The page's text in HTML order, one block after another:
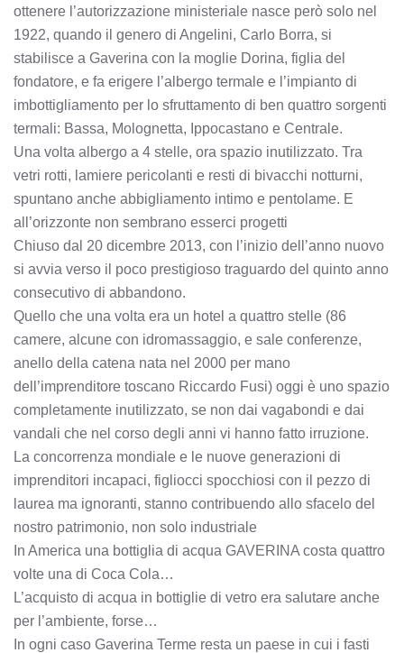
ottenere l’autorizzazione ministeriale nasce però solo nel
1922, quando il genero di Angelini, Carlo Borra, si
stabilisce a Gaverina con la moglie Dorina, figlia del
fondatore, e fa erigere l’albergo termale e l’impianto di
imbottigliamento per lo sfruttamento di ben quattro sorgenti
termali: Bassa, Molognetta, Ippocastano e Centrale.
Una volta albergo a 4 stelle, ora spazio inutilizzato. Tra
vetri rotti, lamiere pericolanti e resti di bivacchi notturni,
spuntano anche abbigliamento intimo e pentolame. E
all’orizzonte non sembrano esserci progetti
Chiuso dal 20 dicembre 2013, con l’inizio dell’anno nuovo
si avvia verso il poco prestigioso traguardo del quinto anno
consecutivo di abbandono.
Quello che una volta era un hotel a quattro stelle (86
camere, alcune con idromassaggio, e sale conferenze,
anello della catena nata nel 2000 per mano
dell’imprenditore toscano Riccardo Fusi) oggi è uno spazio
completamente inutilizzato, se non dai vagabondi e dai
vandali che nel corso degli anni vi hanno fatto irruzione.
La concorrenza mondiale e le nuove generazioni di
imprenditori incapaci, figliocci spocchiosi con il pezzo di
laurea ma ignoranti, stanno contribuendo allo sfacelo del
nostro patrimonio, non solo industriale
In America una bottiglia di acqua GAVERINA costa quattro
volte una di Coca Cola…
L’acquisto di acqua in bottiglie di vetro era salutare anche
per l’ambiente, forse…
In ogni caso Gaverina Terme resta un paese in cui i fasti